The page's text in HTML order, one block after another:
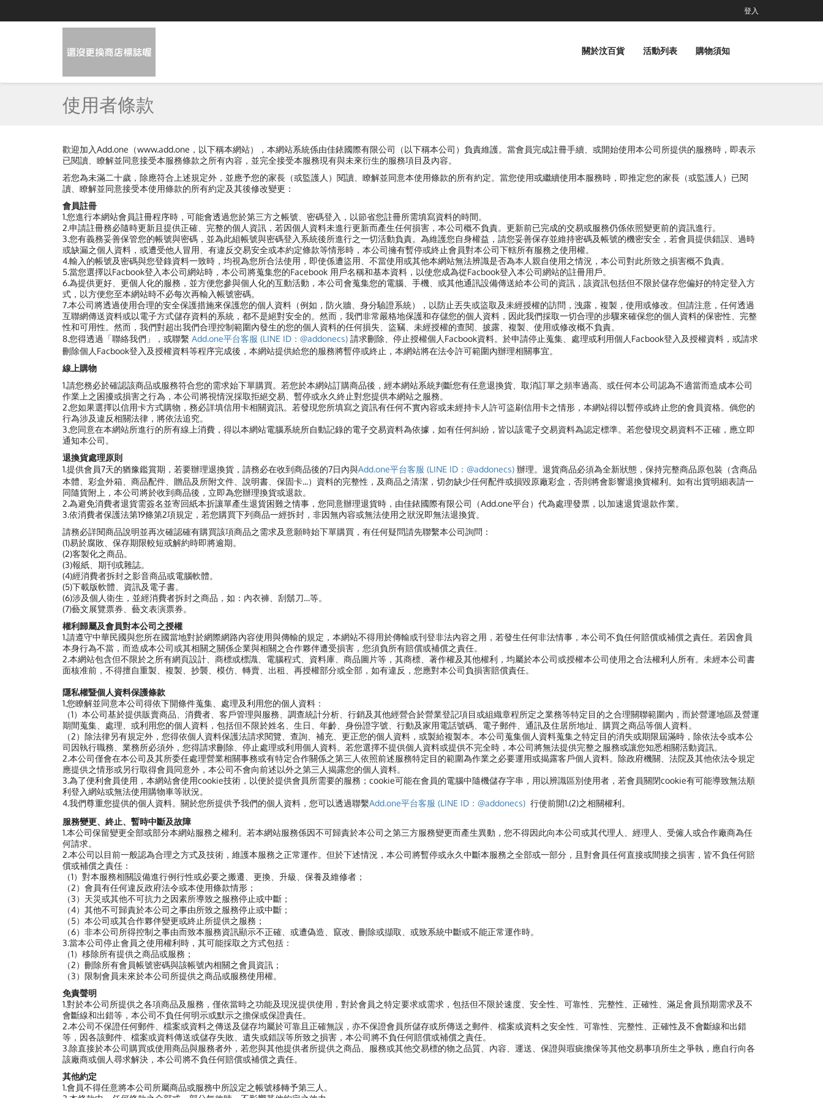
登入
關於汶百貨 活動列表 購物須知
使用者條款
歡迎加入Add.one（www.add.one，以下稱本網站），本網站系統係由佳銥國際有限公司（以下稱本公司）負責維護。當會員完成註冊手續、或開始使用本公司所提供的服務時，即表示
已閱讀、瞭解並同意接受本服務條款之所有內容，並完全接受本服務現有與未來衍生的服務項目及內容。
若您為未滿二十歲，除應符合上述規定外，並應予您的家長（或監護人）閱讀、瞭解並同意本使用條款的所有約定。當您使用或繼續使用本服務時，即推定您的家長（或監護人）已閱
讀、瞭解並同意接受本使用條款的所有約定及其後修改變更：
會員註冊
1.您進行本網站會員註冊程序時，可能會透過您於第三方之帳號、密碼登入，以節省您註冊所需填寫資料的時間。
2.申請註冊務必隨時更新且提供正確、完整的個人資訊，若因個人資料未進行更新而產生任何損害，本公司概不負責。更新前已完成的交易或服務仍係依照變更前的資訊進行。
3.您有義務妥善保管您的帳號與密碼，並為此組帳號與密碼登入系統後所進行之一切活動負責。為維護您自身權益，請您妥善保存並維持密碼及帳號的機密安全，若會員提供錯誤、過時
或缺漏之個人資料，或遭受他人冒用、有違反交易安全或本約定條款等情形時，本公司擁有暫停或終止會員對本公司下轄所有服務之使用權。
4.輸入的帳號及密碼與您登錄資料一致時，均視為您所合法使用，即使係遭盜用、不當使用或其他本網站無法辨識是否為本人親自使用之情況，本公司對此所致之損害概不負責。
5.當您選擇以Facbook登入本公司網站時，本公司將蒐集您的Facebook 用戶名稱和基本資料，以使您成為從Facbook登入本公司網站的註冊用戶。
6.為提供更好、更個人化的服務，並方便您參與個人化的互動活動，本公司會蒐集您的電腦、手機、或其他通訊設備傳送給本公司的資訊，該資訊包括但不限於儲存您偏好的特定登入方
式，以方便您至本網站時不必每次再輸入帳號密碼。
7.本公司將透過使用合理的安全保護措施來保護您的個人資料（例如，防火牆、身分驗證系統），以防止丟失或盜取及未經授權的訪問，洩露，複製，使用或修改。但請注意，任何透過
互聯網傳送資料或以電子方式儲存資料的系統，都不是絕對安全的。然而，我們非常嚴格地保護和存儲您的個人資料，因此我們採取一切合理的步驟來確保您的個人資料的保密性、完整
性和可用性。然而，我們對超出我們合理控制範圍內發生的您的個人資料的任何損失、盜竊、未經授權的查閱、披露、複製、使用或修改概不負責。
8.您得透過「聯絡我們」，或聯繫 Add.one平台客服 (LINE ID：@addonecs) 請求刪除、停止授權個人Facbook資料。於申請停止蒐集、處理或利用個人Facbook登入及授權資料，或請求
刪除個人Facbook登入及授權資料等程序完成後，本網站提供給您的服務將暫停或終止，本網站將在法令許可範圍內辦理相關事宜。
線上購物
1.請您務必於確認該商品或服務符合您的需求始下單購買。若您於本網站訂購商品後，經本網站系統判斷您有任意退換貨、取消訂單之頻率過高、或任何本公司認為不適當而造成本公司
作業上之困擾或損害之行為，本公司將視情況採取拒絕交易、暫停或永久終止對您提供本網站之服務。
2.您如果選擇以信用卡方式購物，務必詳填信用卡相關資訊。若發現您所填寫之資訊有任何不實內容或未經持卡人許可盜刷信用卡之情形，本網站得以暫停或終止您的會員資格。倘您的
行為涉及違反相關法律，將依法追究。
3.您同意在本網站所進行的所有線上消費，得以本網站電腦系統所自動記錄的電子交易資料為依據，如有任何糾紛，皆以該電子交易資料為認定標準。若您發現交易資料不正確，應立即
通知本公司。
退換貨處理原則
1.提供會員7天的猶豫鑑賞期，若要辦理退換貨，請務必在收到商品後的7日內與Add.one平台客服 (LINE ID：@addonecs) 辦理。退貨商品必須為全新狀態，保持完整商品原包裝（含商品
本體、彩盒外箱、商品配件、贈品及所附文件、說明書、保固卡...）資料的完整性，及商品之清潔，切勿缺少任何配件或損毀原廠彩盒，否則將會影響退換貨權利。如有出貨明細表請一
同隨貨附上，本公司將於收到商品後，立即為您辦理換貨或退款。
2.為避免消費者退貨需簽名並寄回紙本折讓單產生退貨困難之情事，您同意辦理退貨時，由佳銥國際有限公司（Add.one平台）代為處理發票，以加速退貨退款作業。
3.依消費者保護法第19條第2項規定，若您購買下列商品一經拆封，非因無內容或無法使用之狀況即無法退換貨。
請務必詳閱商品說明並再次確認確有購買該項商品之需求及意願時始下單購買，有任何疑問請先聯繫本公司詢問：
(1)易於腐敗、保存期限較短或解約時即將逾期。
(2)客製化之商品。
(3)報紙、期刊或雜誌。
(4)經消費者拆封之影音商品或電腦軟體。
(5)下載版軟體、資訊及電子書。
(6)涉及個人衛生，並經消費者拆封之商品，如：內衣褲、刮鬍刀…等。
(7)藝文展覽票券、藝文表演票券。
權利歸屬及會員對本公司之授權
1.請遵守中華民國與您所在國當地對於網際網路內容使用與傳輸的規定，本網站不得用於傳輸或刊登非法內容之用，若發生任何非法情事，本公司不負任何賠償或補償之責任。若因會員
本身行為不當，而造成本公司或其相關之關係企業與相關之合作夥伴遭受損害，您須負所有賠償或補償之責任。
2.本網站包含但不限於之所有網頁設計、商標或標識、電腦程式、資料庫、商品圖片等，其商標、著作權及其他權利，均屬於本公司或授權本公司使用之合法權利人所有。未經本公司書
面核准前，不得擅自重製、複製、抄襲、模仿、轉賣、出租、再授權部分或全部，如有違反，您應對本公司負損害賠償責任。
隱私權暨個人資料保護條款
1.您瞭解並同意本公司得依下開條件蒐集、處理及利用您的個人資料：
（1）本公司基於提供販賣商品、消費者、客戶管理與服務、調查統計分析、行銷及其他經營合於營業登記項目或組織章程所定之業務等特定目的之合理關聯範圍內，而於營運地區及營運
期間蒐集、處理、或利用您的個人資料，包括但不限於姓名、生日、年齡、身份證字號、行動及家用電話號碼、電子郵件、通訊及住居所地址、購買之商品等個人資料。
（2）除法律另有規定外，您得依個人資料保護法請求閱覽、查詢、補充、更正您的個人資料，或製給複製本。本公司蒐集個人資料蒐集之特定目的消失或期限屆滿時，除依法令或本公
司因執行職務、業務所必須外，您得請求刪除、停止處理或利用個人資料。若您選擇不提供個人資料或提供不完全時，本公司將無法提供完整之服務或讓您知悉相關活動資訊。
2.本公司僅會在本公司及其所委任處理營業相關事務或有特定合作關係之第三人依照前述服務特定目的範圍為作業之必要運用或揭露客戶個人資料。除政府機關、法院及其他依法令規定
應提供之情形或另行取得會員同意外，本公司不會向前述以外之第三人揭露您的個人資料。
3.為了便利會員使用，本網站會使用cookie技術，以便於提供會員所需要的服務；cookie可能在會員的電腦中隨機儲存字串，用以辨識區別使用者，若會員關閉cookie有可能導致無法順
利登入網站或無法使用購物車等狀況。
4.我們尊重您提供的個人資料。關於您所提供予我們的個人資料， 您可以透過聯繫Add.one平台客服 (LINE ID：@addonecs) 行使前開1.(2)之相關權利。
服務變更、終止、暫時中斷及故障
1.本公司保留變更全部或部分本網站服務之權利。若本網站服務係因不可歸責於本公司之第三方服務變更而產生異動，您不得因此向本公司或其代理人、經理人、受僱人或合作廠商為任
何請求。
2.本公司以目前一般認為合理之方式及技術，維護本服務之正常運作。但於下述情況，本公司將暫停或永久中斷本服務之全部或一部分，且對會員任何直接或間接之損害，皆不負任何賠
償或補償之責任：
（1）對本服務相關設備進行例行性或必要之搬遷、更換、升級、保養及維修者；
（2）會員有任何違反政府法令或本使用條款情形；
（3）天災或其他不可抗力之因素所導致之服務停止或中斷；
（4）其他不可歸責於本公司之事由所致之服務停止或中斷；
（5）本公司或其合作夥伴變更或終止所提供之服務；
（6）非本公司所得控制之事由而致本服務資訊顯示不正確、或遭偽造、竄改、刪除或擷取、或致系統中斷或不能正常運作時。
3.當本公司停止會員之使用權利時，其可能採取之方式包括：
（1）移除所有提供之商品或服務；
（2）刪除所有會員帳號密碼與該帳號內相關之會員資訊；
（3）限制會員未來於本公司所提供之商品或服務使用權。
免責聲明
1.對於本公司所提供之各項商品及服務，僅依當時之功能及現況提供使用，對於會員之特定要求或需求，包括但不限於速度、安全性、可靠性、完整性、正確性、滿足會員預期需求及不
會斷線和出錯等，本公司不負任何明示或默示之擔保或保證責任。
2.本公司不保證任何郵件、檔案或資料之傳送及儲存均屬於可靠且正確無誤，亦不保證會員所儲存或所傳送之郵件、檔案或資料之安全性、可靠性、完整性、正確性及不會斷線和出錯
等，因各該郵件、檔案或資料傳送或儲存失敗、遺失或錯誤等所致之損害，本公司將不負任何賠償或補償之責任。
3.除直接於本公司購買或使用商品與服務者外，若您與其他提供者所提供之商品、服務或其他交易標的物之品質、內容、運送、保證與瑕疵擔保等其他交易事項所生之爭執，應自行向各
該廠商或個人尋求解決，本公司將不負任何賠償或補償之責任。
其他約定
1.會員不得任意將本公司所屬商品或服務中所設定之帳號移轉予第三人。